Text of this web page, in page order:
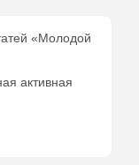
«Молодой
активная